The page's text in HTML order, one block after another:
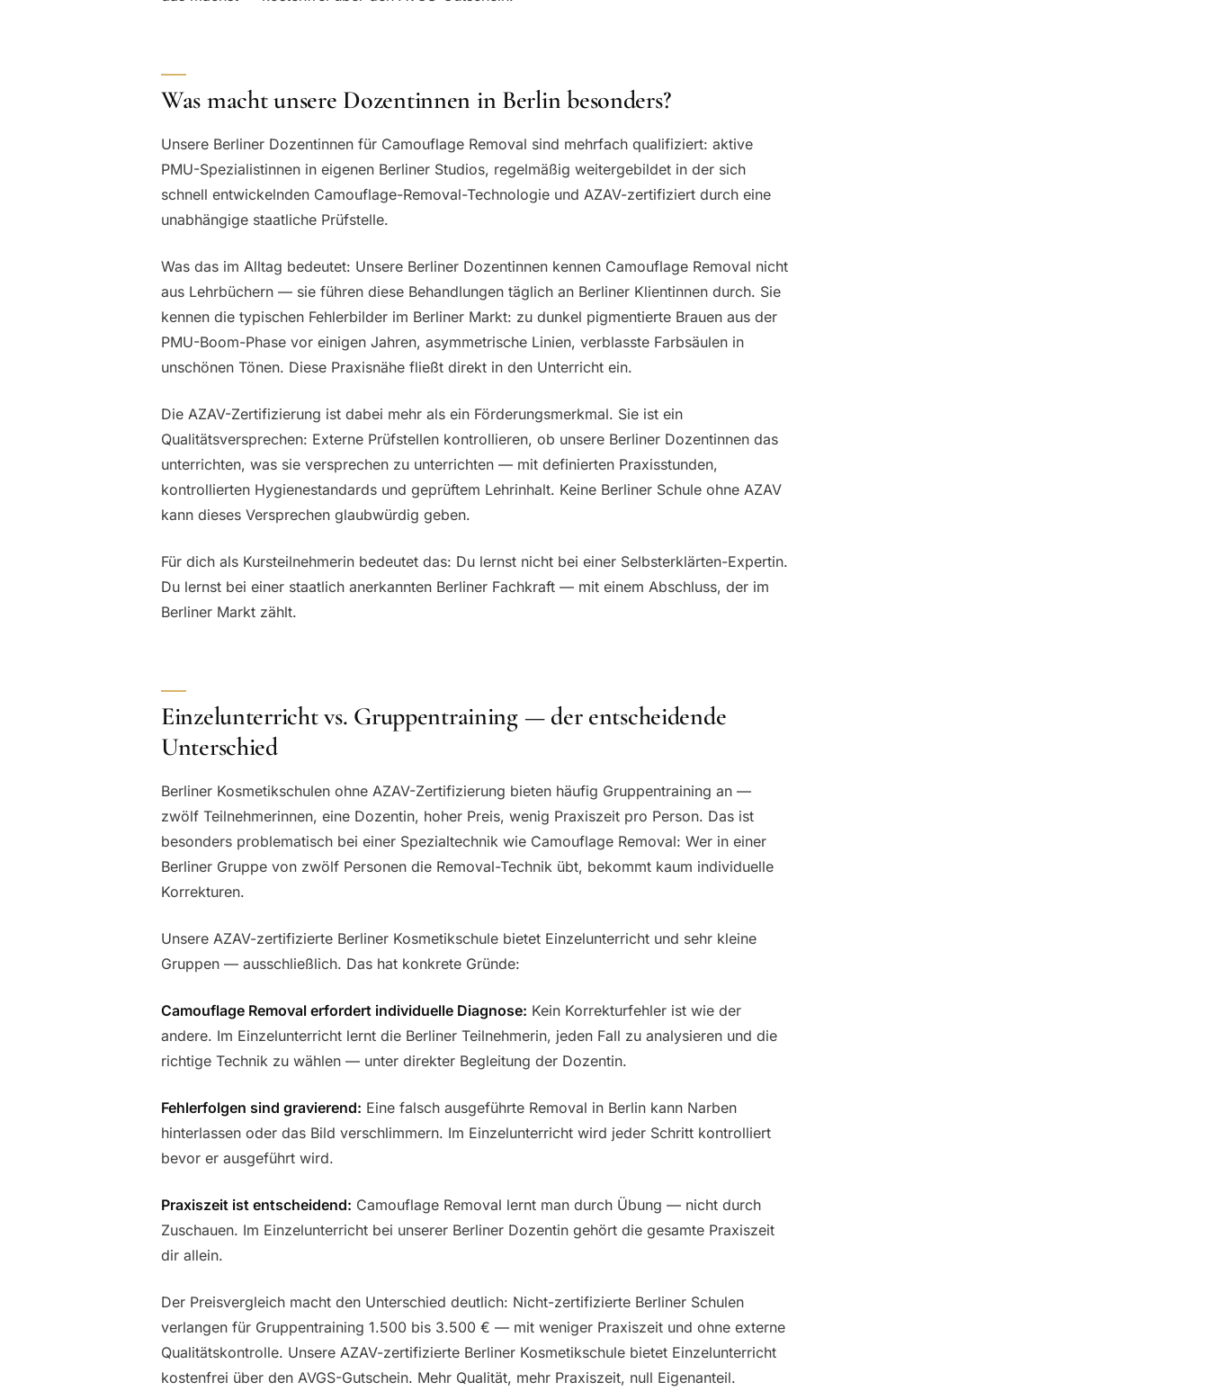
Was macht unsere Dozentinnen in Berlin besonders?
Unsere Berliner Dozentinnen für Camouflage Removal sind mehrfach qualifiziert: aktive
PMU-Spezialistinnen in eigenen Berliner Studios, regelmäßig weitergebildet in der sich
schnell entwickelnden Camouflage-Removal-Technologie und AZAV-zertifiziert durch eine
unabhängige staatliche Prüfstelle.
Was das im Alltag bedeutet: Unsere Berliner Dozentinnen kennen Camouflage Removal nicht
aus Lehrbüchern — sie führen diese Behandlungen täglich an Berliner Klientinnen durch. Sie
kennen die typischen Fehlerbilder im Berliner Markt: zu dunkel pigmentierte Brauen aus der
PMU-Boom-Phase vor einigen Jahren, asymmetrische Linien, verblasste Farbsäulen in
unschönen Tönen. Diese Praxisnähe fließt direkt in den Unterricht ein.
Die AZAV-Zertifizierung ist dabei mehr als ein Förderungsmerkmal. Sie ist ein
Qualitätsversprechen: Externe Prüfstellen kontrollieren, ob unsere Berliner Dozentinnen das
unterrichten, was sie versprechen zu unterrichten — mit definierten Praxisstunden,
kontrollierten Hygienestandards und geprüftem Lehrinhalt. Keine Berliner Schule ohne AZAV
kann dieses Versprechen glaubwürdig geben.
Für dich als Kursteilnehmerin bedeutet das: Du lernst nicht bei einer Selbsterklärten-Expertin.
Du lernst bei einer staatlich anerkannten Berliner Fachkraft — mit einem Abschluss, der im
Berliner Markt zählt.
Einzelunterricht vs. Gruppentraining — der entscheidende
Unterschied
Berliner Kosmetikschulen ohne AZAV-Zertifizierung bieten häufig Gruppentraining an —
zwölf Teilnehmerinnen, eine Dozentin, hoher Preis, wenig Praxiszeit pro Person. Das ist
besonders problematisch bei einer Spezialtechnik wie Camouflage Removal: Wer in einer
Berliner Gruppe von zwölf Personen die Removal-Technik übt, bekommt kaum individuelle
Korrekturen.
Unsere AZAV-zertifizierte Berliner Kosmetikschule bietet Einzelunterricht und sehr kleine
Gruppen — ausschließlich. Das hat konkrete Gründe:
Camouflage Removal erfordert individuelle Diagnose: Kein Korrekturfehler ist wie der
andere. Im Einzelunterricht lernt die Berliner Teilnehmerin, jeden Fall zu analysieren und die
richtige Technik zu wählen — unter direkter Begleitung der Dozentin.
Fehlerfolgen sind gravierend: Eine falsch ausgeführte Removal in Berlin kann Narben
hinterlassen oder das Bild verschlimmern. Im Einzelunterricht wird jeder Schritt kontrolliert
bevor er ausgeführt wird.
Praxiszeit ist entscheidend: Camouflage Removal lernt man durch Übung — nicht durch
Zuschauen. Im Einzelunterricht bei unserer Berliner Dozentin gehört die gesamte Praxiszeit
dir allein.
Der Preisvergleich macht den Unterschied deutlich: Nicht-zertifizierte Berliner Schulen
verlangen für Gruppentraining 1.500 bis 3.500 € — mit weniger Praxiszeit und ohne externe
Qualitätskontrolle. Unsere AZAV-zertifizierte Berliner Kosmetikschule bietet Einzelunterricht
kostenfrei über den AVGS-Gutschein. Mehr Qualität, mehr Praxiszeit, null Eigenanteil.